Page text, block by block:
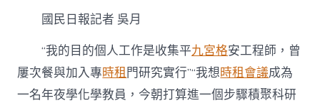
圖
向〉
中
國民日報記者 吳月
“我的目的個人工作是收集平九宮格安工程師，曾
屢次餐與加入專時租門研究實行”“我想時租會議成為
一名年夜學化學教員，今朝打算進一個步驟積聚科研